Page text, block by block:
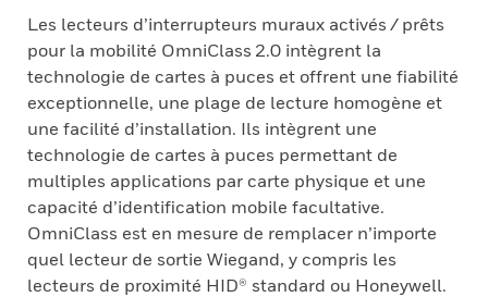
Les lecteurs d’interrupteurs muraux activés / prêts
pour la mobilité OmniClass 2.0 intègrent la
technologie de cartes à puces et offrent une fiabilité
exceptionnelle, une plage de lecture homogène et
une facilité d’installation. Ils intègrent une
technologie de cartes à puces permettant de
multiples applications par carte physique et une
capacité d’identification mobile facultative.
OmniClass est en mesure de remplacer n’importe
quel lecteur de sortie Wiegand, y compris les
lecteurs de proximité HID® standard ou Honeywell.